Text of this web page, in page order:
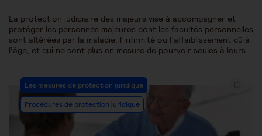
La protection judiciaire des majeurs vise à accompagner et
protéger les personnes majeures dont les facultés personnelles
sont altérées par la maladie, l’infirmité ou l’affaiblissement dû à
l’âge, et qui ne sont plus en mesure de pourvoir seules à leurs…
Post
Category:
Les mesures de protection juridique
Procédures de protection juridique